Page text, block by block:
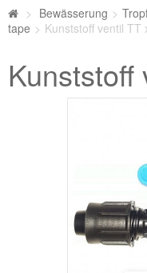
> Bewässerung >
tape > Kunststoff ventil TT
Kunststoff